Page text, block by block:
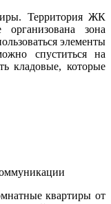
Территория ЖК
зона
элементы
спуститься на
кладовые, которые
квартиры от